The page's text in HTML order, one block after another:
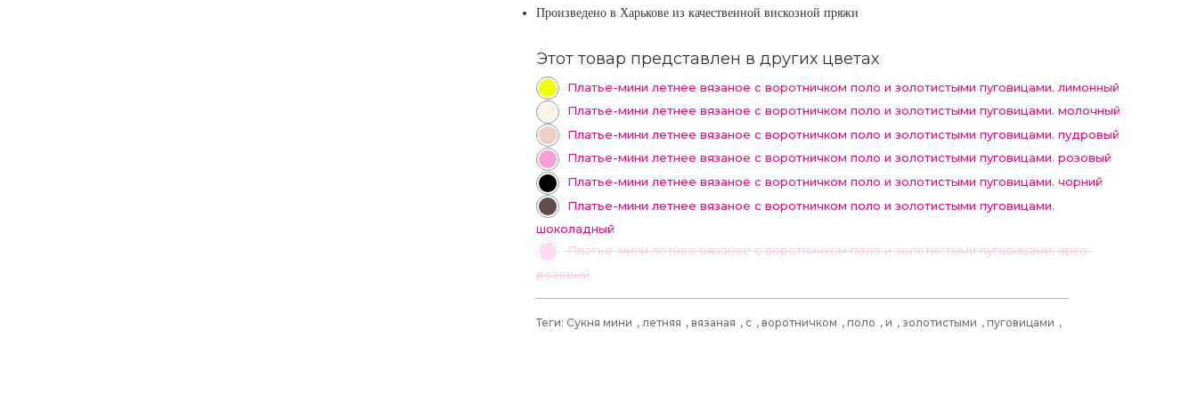
Произведено в Харькове из качественной вискозной пряжи
Этот товар представлен в других цветах
Платье-мини летнее вязаное с воротничком поло и золотистыми пуговицами. лимонный
Платье-мини летнее вязаное с воротничком поло и золотистыми пуговицами. молочный
Платье-мини летнее вязаное с воротничком поло и золотистыми пуговицами. пудровый
Платье-мини летнее вязаное с воротничком поло и золотистыми пуговицами. розовый
Платье-мини летнее вязаное с воротничком поло и золотистыми пуговицами. чорний
Платье-мини летнее вязаное с воротничком поло и золотистыми пуговицами.
шоколадный
Платье-мини летнее вязаное с воротничком поло и золотистыми пуговицами. ярко-
розовый
Теги: Сукня мини , летняя , вязаная , с , воротничком , поло , и , золотистыми , пуговицами ,